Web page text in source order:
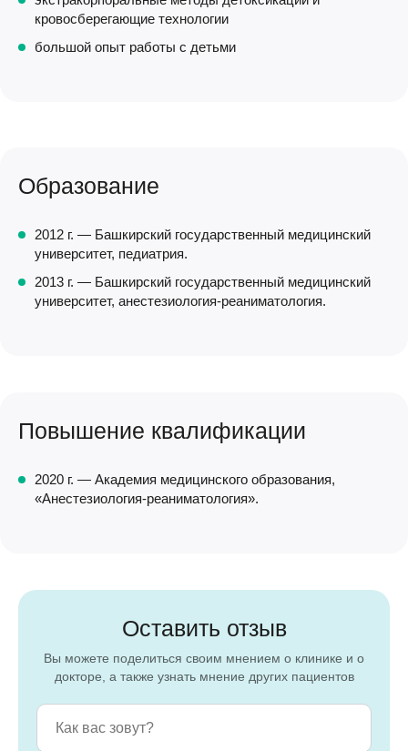
кровосберегающие технологии
большой опыт работы с детьми
Образование
2012 г. — Башкирский государственный медицинский
университет, педиатрия.
2013 г. — Башкирский государственный медицинский
университет, анестезиология-реаниматология.
Повышение квалификации
2020 г. — Академия медицинского образования,
«Анестезиология-реаниматология».
Оставить отзыв
Вы можете поделиться своим мнением о клинике и о
докторе, а также узнать мнение других пациентов